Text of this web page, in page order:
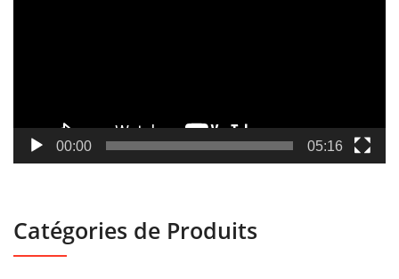
00:00 05:16
Catégories de Produits